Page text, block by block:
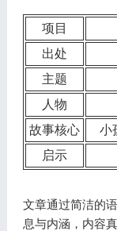
项目
出处
主题
人物
故事核心
小
启示
文章通过简洁的
息与内涵，内容